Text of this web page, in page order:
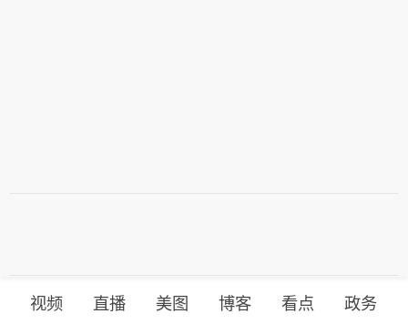
视频 直播 美图 博客 看点
政务